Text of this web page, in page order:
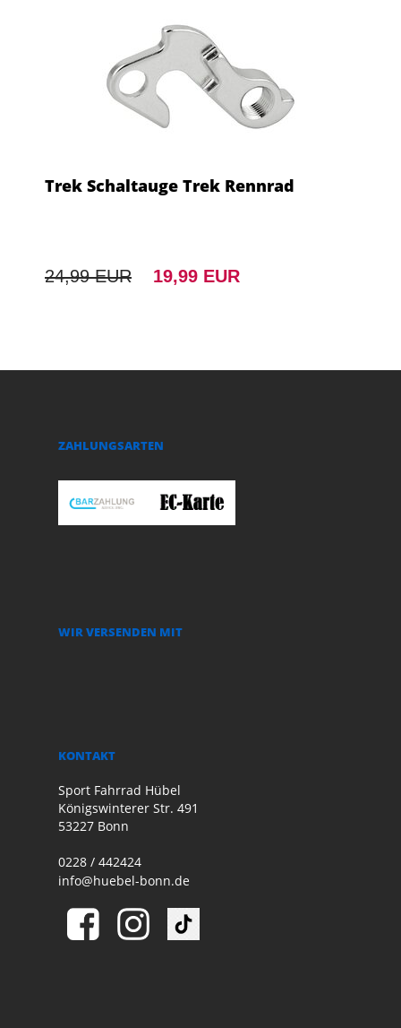
Trek Schaltauge Trek Rennrad
24,99 EUR 19,99 EUR
ZAHLUNGSARTEN
WIR VERSENDEN MIT
KONTAKT
Sport Fahrrad Hübel
Königswinterer Str. 491
53227 Bonn
0228 / 442424
info@huebel-bonn.de